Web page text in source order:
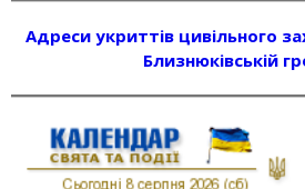
Адреси укриттів цивільного
Близнюківській